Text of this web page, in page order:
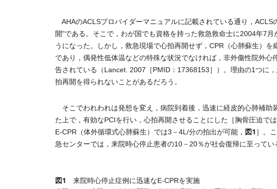
AHAのACLSプロバイダーマニュアルに記載されている通り，
開"である。そこで，わが国でも資格を持った救急救命士に2004年7
うになった。しかし，救急現場で心拍再開せず，CPR（心肺蘇生）
であり，偶発性低体温などの特殊な状況でなければ，非外傷性院外
告されている（Lancet. 2007［PMID：17368153］）。理由の1つに
拍再開を得られないことがあるだろう。
そこでわれわれは発想を変え，病院到着後，迅速に経皮的心肺補助
た上で，有効なPCIを行い，心拍再開させることにした［胸骨圧迫で
E-CPR（体外循環式心肺蘇生）では3－4L/分の拍出が可能， 図1 ］。
急センターでは，来院時心停止患者の10－20％が社会復帰に至ってい
図1
来院時心停止症例に迅速なE-CPRを実施